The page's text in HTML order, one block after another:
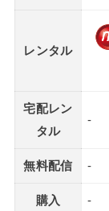
レンタル
宅配レン
タル
-
無料配信 -
購入 -